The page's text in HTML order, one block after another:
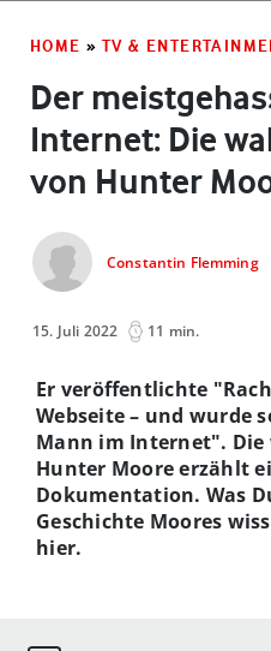
HOME » TV &
Der
Internet: Die
von Hunter
Constantin Flemming
15. Juli 2022 11 min.
Er veröffentlichte
Webseite – und wurde
Mann im Internet". Die
Hunter Moore erzählt
Dokumentation. Was
Geschichte Moores
hier.